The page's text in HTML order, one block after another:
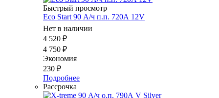
Быстрый просмотр
Eco Start 90 А/ч п.п. 720А 12V
Нет в наличии
4 520 ₽
4 750 ₽
Экономия
230 ₽
Подробнее
Рассрочка